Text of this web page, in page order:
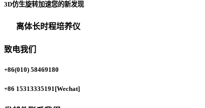
3D仿生旋转加速您的新发现
离体长时程培养仪
致电我们
+86(010) 58469180
+86 15313335191[Wechat]